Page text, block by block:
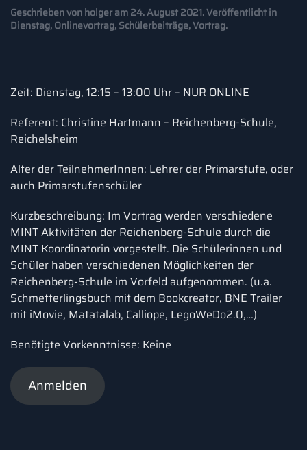
Geschrieben vonholgeram24. August 2021. Veröffentlicht in
Dienstag,Onlinevortrag,Schülerbeiträge,Vortrag.
Zeit: Dienstag, 12:15 – 13:00 Uhr – NUR ONLINE
Referent: Christine Hartmann – Reichenberg-Schule,
Reichelsheim
Alter der TeilnehmerInnen: Lehrer der Primarstufe, oder
auch Primarstufenschüler
Kurzbeschreibung: Im Vortrag werden verschiedene
MINT Aktivitäten der Reichenberg-Schule durch die
MINT Koordinatorin vorgestellt. Die Schülerinnen und
Schüler haben verschiedenen Möglichkeiten der
Reichenberg-Schule im Vorfeld aufgenommen. (u.a.
Schmetterlingsbuch mit dem Bookcreator, BNE Trailer
mit iMovie, Matatalab, Calliope, LegoWeDo2.0,…)
Benötigte Vorkenntnisse: Keine
Anmelden